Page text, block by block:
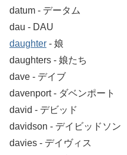
datum ‐ データム
dau ‐ DAU
daughter ‐ 娘
daughters ‐ 娘たち
dave ‐ デイブ
davenport ‐ ダベンポート
david ‐ デビッド
davidson ‐ デイビッドソン
davies ‐ デイヴィス